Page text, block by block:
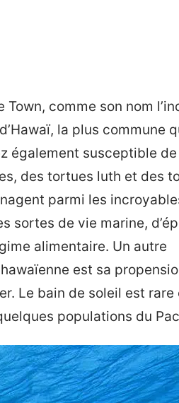
comme son nom
la plus commune
également susceptible
des tortues luth et des
parmi les
sortes de vie marine,
alimentaire. Un autre
est sa
Le bain de soleil est rare
populations du